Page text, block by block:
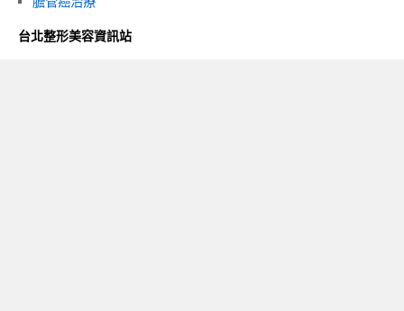
台北整形美容資訊站